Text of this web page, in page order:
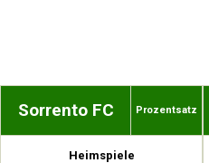
Sorrento FC Prozentsatz
Heimspiele